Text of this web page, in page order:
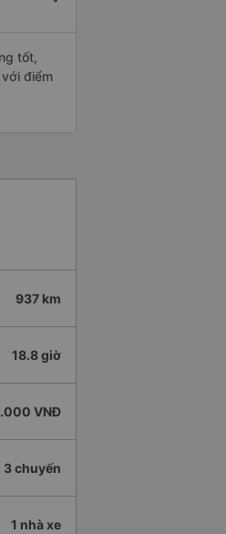
tốt,
điểm
937 km
18.8 giờ
VNĐ
3 chuyến
1 nhà xe